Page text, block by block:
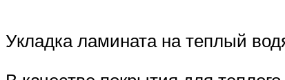
Укладка ламината на теплый